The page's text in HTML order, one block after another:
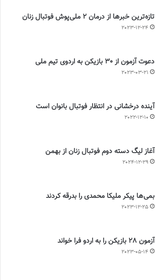
تازه‌ترین خبرها از درمان ۲ ملی‌پوش فوتبال زنان
2023-12-24
دعوت آزمون از 30 بازیکن به اردوی تیم ملی
2023-03-21
آینده درخشانی در انتظار فوتبال بانوان است
2022-12-10
آغاز لیگ دسته دوم فوتبال زنان از بهمن
2024-12-29
بمی‌ها پیکر ملیکا محمدی را بدرقه کردند
2023-12-25
آزمون 28 بازیکن را به اردو فرا خواند
2023-05-14